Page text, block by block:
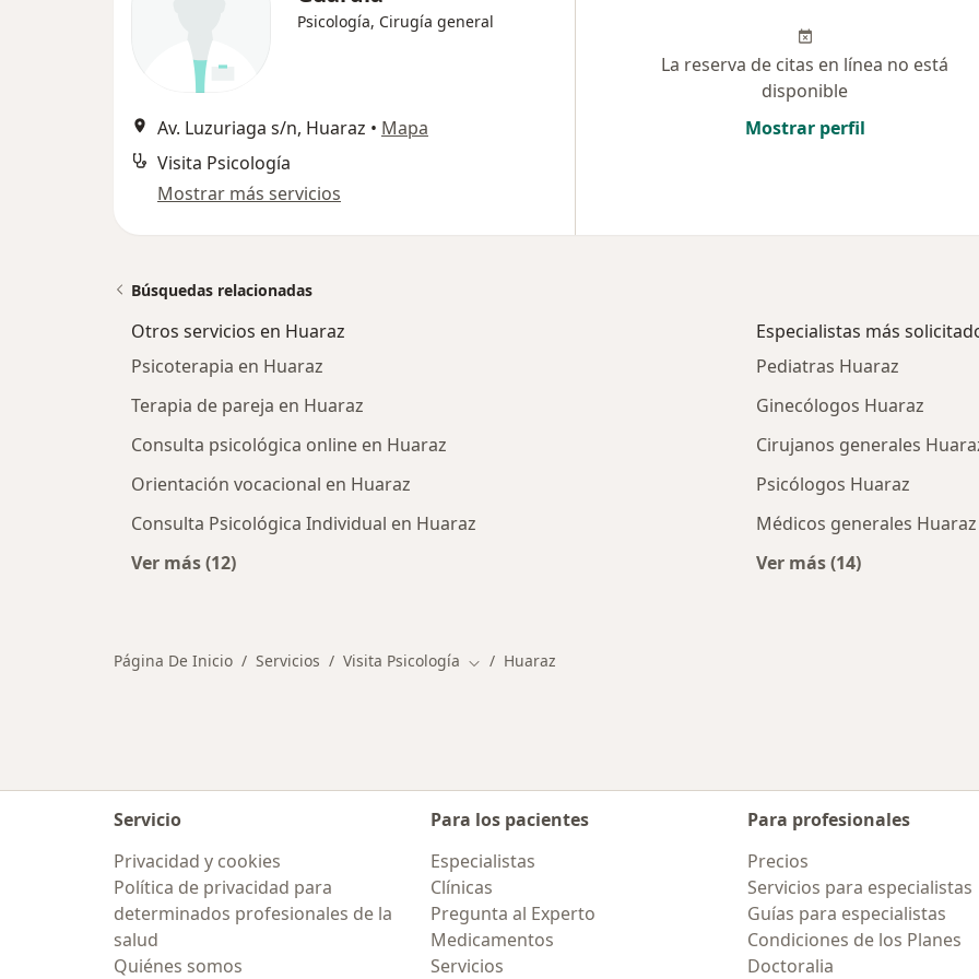
Psicología, Cirugía general
Av. Luzuriaga s/n, Huaraz • Mapa
Visita Psicología
Mostrar más servicios
La reserva de citas en línea no está
disponible
Mostrar perfil
Búsquedas relacionadas
Otros servicios en Huaraz
Psicoterapia en Huaraz
Terapia de pareja en Huaraz
Consulta psicológica online en Huaraz
Orientación vocacional en Huaraz
Consulta Psicológica Individual en Huaraz
Ver más (12)
Especialistas más
Pediatras Huaraz
Ginecólogos Huaraz
Cirujanos generales
Psicólogos Huaraz
Médicos generales Huaraz
Ver más (14)
Página De Inicio Servicios Visita Psicología Cambiar de ciudad
Huaraz
Servicio
Privacidad y cookies
Política de privacidad para
determinados profesionales de la
salud
Quiénes somos
Para los pacientes
Especialistas
Clínicas
Pregunta al Experto
Medicamentos
Servicios
Para profesionales
Precios
Servicios para especialistas
Guías para especialistas
Condiciones de los Planes
Doctoralia